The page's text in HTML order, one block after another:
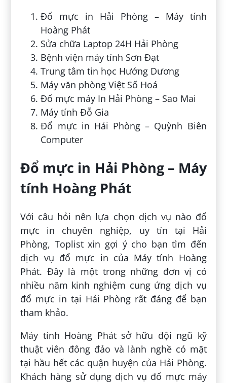
Đổ mực in Hải Phòng – Máy tính
Hoàng Phát
Sửa chữa Laptop 24H Hải Phòng
Bệnh viện máy tính Sơn Đạt
Trung tâm tin học Hướng Dương
Máy văn phòng Việt Số Hoá
Đổ mực máy In Hải Phòng – Sao Mai
Máy tính Đỗ Gia
Đổ mực in Hải Phòng – Quỳnh Biên
Computer
Đổ mực in Hải Phòng – Máy
tính Hoàng Phát
Với câu hỏi nên lựa chọn dịch vụ nào đổ
mực in chuyên nghiệp, uy tín tại Hải
Phòng, Toplist xin gợi ý cho bạn tìm đến
dịch vụ đổ mực in của Máy tính Hoàng
Phát. Đây là một trong những đơn vị có
nhiều năm kinh nghiệm cung ứng dịch vụ
đổ mực in tại Hải Phòng rất đáng để bạn
tham khảo.
Máy tính Hoàng Phát sở hữu đội ngũ kỹ
thuật viên đông đảo và lành nghề có mặt
tại hầu hết các quận huyện của Hải Phòng.
Khách hàng sử dụng dịch vụ đổ mực máy